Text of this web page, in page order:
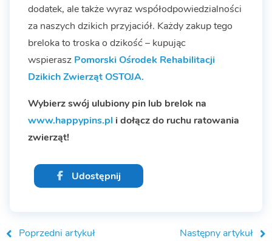
dodatek, ale także wyraz współodpowiedzialności
za naszych dzikich przyjaciół. Każdy zakup tego
breloka to troska o dzikość – kupując
wspierasz Pomorski Ośrodek Rehabilitacji
Dzikich Zwierząt OSTOJA.
Wybierz swój ulubiony pin lub brelok na
www.happypins.pl i dołącz do ruchu ratowania
zwierząt!
Udostępnij
Poprzedni artykuł Następny artykuł